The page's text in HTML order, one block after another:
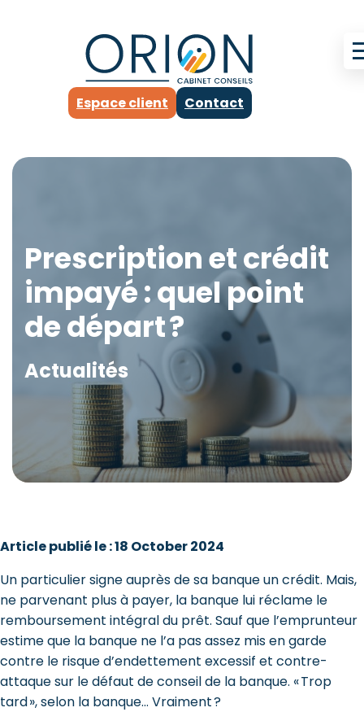
Espace client Contact
Prescription et crédit
impayé : quel point
de départ ?
Actualités
Article publié le : 18 October 2024
Un particulier signe auprès de sa banque un crédit. Mais,
ne parvenant plus à payer, la banque lui réclame le
remboursement intégral du prêt. Sauf que l’emprunteur
estime que la banque ne l’a pas assez mis en garde
contre le risque d’endettement excessif et contre-
attaque sur le défaut de conseil de la banque. « Trop
tard », selon la banque… Vraiment ?